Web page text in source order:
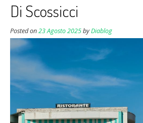
Di Scossicci
Posted on23 Agosto 2025byDiablog